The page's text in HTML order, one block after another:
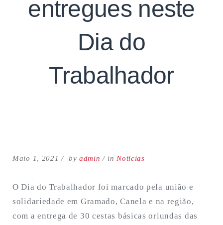
entregues neste
Dia do
Trabalhador
Maio 1, 2021 by admin in Notícias
O Dia do Trabalhador foi marcado pela união e
solidariedade em Gramado, Canela e na região,
com a entrega de 30 cestas básicas oriundas das